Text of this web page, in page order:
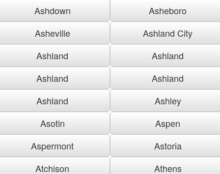
Ashdown
Asheboro
Asheville
Ashland City
Ashland
Ashland
Ashland
Ashland
Ashland
Ashley
Asotin
Aspen
Aspermont
Astoria
Atchison
Athens